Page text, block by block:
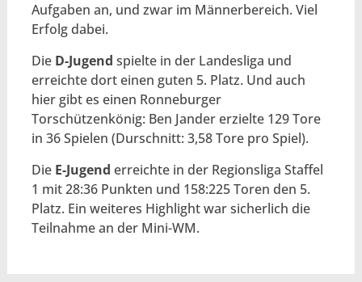
Aufgaben an, und zwar im Männerbereich. Viel
Erfolg dabei.
Die D-Jugend spielte in der Landesliga und
erreichte dort einen guten 5. Platz. Und auch
hier gibt es einen Ronneburger
Torschützenkönig: Ben Jander erzielte 129 Tore
in 36 Spielen (Durschnitt: 3,58 Tore pro Spiel).
Die E-Jugend erreichte in der Regionsliga Staffel
1 mit 28:36 Punkten und 158:225 Toren den 5.
Platz. Ein weiteres Highlight war sicherlich die
Teilnahme an der Mini-WM.